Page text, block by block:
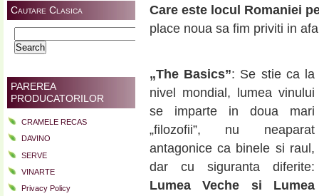
Cautare Clasica
for:
PAREREA
PRODUCATORILOR
CRAMELE RECAS
DAVINO
SERVE
VINARTE
Privacy Policy
Care este locul Romaniei
place noua sa fim priviti in
„The Basics”: Se stie ca la
nivel mondial, lumea vinului
se imparte in doua mari
„filozofii”, nu neaparat
antagonice ca binele si raul,
dar cu siguranta diferite:
Lumea Veche si Lumea